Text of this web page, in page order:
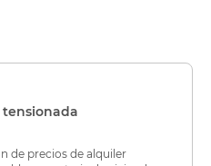
de precios de alquiler